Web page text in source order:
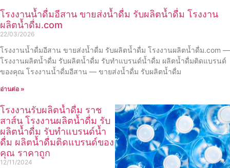
โรงงานน้ำดื่มอีสาน ขายส่งน้ำดื่ม รับผลิตน้ำดื่ม โรงงาน
ผลิตน้ำดื่ม.com
22/03/2026
โรงงานน้ำดื่มอีสาน ขายส่งน้ำดื่ม รับผลิตน้ำดื่ม โรงงานผลิตน้ำดื่ม.com —
โรงงานผลิตน้ำดื่ม รับผลิตน้ำดื่ม รับทำแบรนด์น้ำดื่ม ผลิตน้ำดื่มติดแบรนด์
ของคุณ โรงงานน้ำดื่มอีสาน — ขายส่งน้ำดื่ม รับผลิตน้ำดื่ม
อ่านต่อ »
โรงงานรับผลิตน้ำดื่ม ราช
สาส์น โรงงานผลิตน้ำดื่ม รับ
ผลิตน้ำดื่ม รับทำแบรนด์น้ำ
ดื่ม ผลิตน้ำดื่มติดแบรนด์ของ
คุณ ราคาถูก
12/11/2024